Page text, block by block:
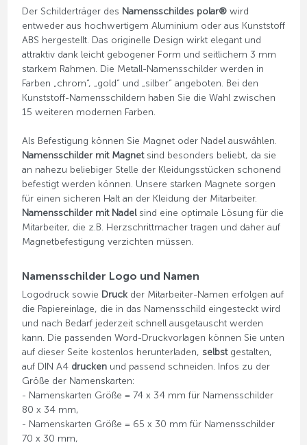
Der Schilderträger des Namensschildes polar®wird
entweder aus hochwertigem Aluminium oder aus Kunststoff
ABS hergestellt. Das originelle Design wirkt elegant und
attraktiv dank leicht gebogener Form und seitlichem 3 mm
starkem Rahmen. Die Metall-Namensschilder werden in
Farben „chrom“, „gold“ und „silber“ angeboten. Bei den
Kunststoff-Namensschildern haben Sie die Wahl zwischen
15 weiteren modernen Farben.
Als Befestigung können Sie Magnet oder Nadel auswählen.
Namensschilder mit Magnetsind besonders beliebt, da sie
an nahezu beliebiger Stelle der Kleidungsstücken schonend
befestigt werden können. Unsere starken Magnete sorgen
für einen sicheren Halt an der Kleidung der Mitarbeiter.
Namensschilder mit Nadelsind eine optimale Lösung für die
Mitarbeiter, die z.B. Herzschrittmacher tragen und daher auf
Magnetbefestigung verzichten müssen.
Namensschilder Logo und Namen
Logodruck sowie Druckder Mitarbeiter-Namen erfolgen auf
die Papiereinlage, die in das Namensschild eingesteckt wird
und nach Bedarf jederzeit schnell ausgetauscht werden
kann. Die passenden Word-Druckvorlagen können Sie unten
auf dieser Seite kostenlos herunterladen, selbstgestalten,
auf DIN A4 druckenund passend schneiden. Infos zu der
Größe der Namenskarten:
- Namenskarten Größe = 74 x 34 mm für Namensschilder
80 x 34 mm,
- Namenskarten Größe = 65 x 30 mm für Namensschilder
70 x 30 mm,